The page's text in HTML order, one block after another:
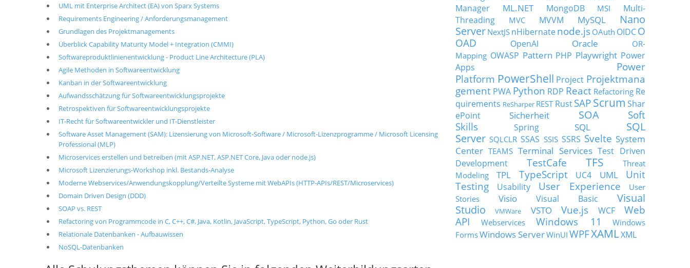
UML mit Enterprise Architect (EA) von Sparx Systems
Requirements Engineering / Anforderungsmanagement
Grundlagen des Projektmanagements
Überblick Capability Maturity Model + Integration (CMMI)
Softwareproduktlinienentwicklung - Product Line Architecture (PLA)
Agile Methoden in Softwareentwicklung
Kanban in der Softwareentwicklung
Aufwandsschätzung für Softwareentwicklungsprojekte
Retrospektiven für Softwareentwicklungsprojekte
IT-Recht für Softwareentwickler und IT-Dienstleister
Software Asset Management (SAM): Lizensierung von Microsoft-Software / Microsoft-Lizenzprogramme / Microsoft Licensing
Professional (MLP)
Microservices erstellen und betreiben (mit ASP.NET, ASP.NET Core, Java oder node.js)
Microsoft Lizenzierungs-Workshop inkl. Bestands-Analyse
Moderne Webservices/Anwendungskopplung/Verteilte Systeme mit WebAPIs (HTTP-APIs/REST/Microservices)
Domain Driven Design (DDD)
SOAP vs. REST
Refactoring von Programmcode in C, C++, C#, Java, Kotlin, JavaScript, TypeScript, Python, Go oder Rust
Relationale Datenbanken - Aufbauwissen
NoSQL-Datenbanken
Manager
ML.NET MongoDB MSI
Multi-
Threading
MVC MVVM MySQL
Nano
Server NextJS nHibernatenode.js OAuth OIDCO
OAD
OpenAI Oracle
OR-
Mapping OWASP Pattern PHP Playwright Power
Apps
Power
Platform PowerShell Project Projektmana
gement PWA Python RDP React Refactoring Re
quirements ReSharper REST Rust SAP Scrum Shar
ePoint
Sicherheit SOA
Soft
Skills
Spring SQL
SQL
Server SQLCLR SSAS SSIS SSRS Svelte System
Center TEAMS Terminal Services Test Driven
Development
TestCafe TFS
Threat
Modeling
TPL TypeScript UC4 UML
Unit
Testing
Usability User Experience
User
Stories
Visio Visual Basic
Visual
Studio
VMWare VSTO Vue.js WCF
Web
API
Webservices Windows 11
Windows
FormsWindows ServerWinUI WPFXAMLXML